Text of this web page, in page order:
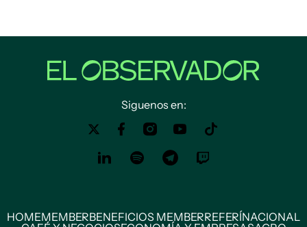
Siguenos en:
HOMEMEMBERBENEFICIOS MEMBERREFERÍNACIONAL